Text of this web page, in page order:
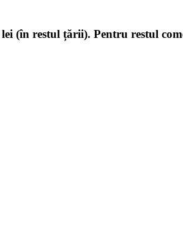
(în restul țării). Pentru restul